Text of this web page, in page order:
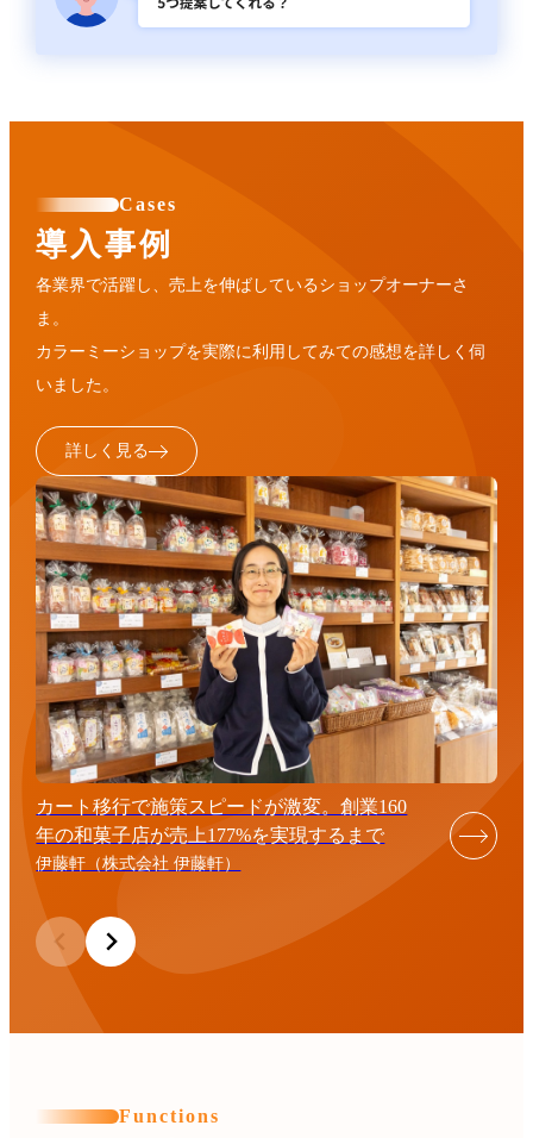
Cases
導入事例
各業界で活躍し、売上を伸ばしているショップオーナーさ
ま。
カラーミーショップを実際に利用してみての感想を詳しく伺
いました。
詳しく見る
カート移行で施策スピードが激変。創業160
年の和菓子店が売上177%を実現するまで
伊藤軒（株式会社 伊藤軒）
Functions